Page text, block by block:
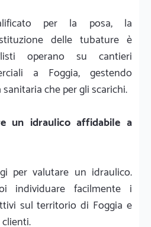
per la posa, la
delle tubature è
operano su cantieri
a Foggia, gestendo
che per gli scarichi.
un idraulico affidabile a
per valutare un idraulico.
individuare facilmente i
sul territorio di Foggia e